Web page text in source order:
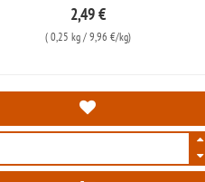
2,49 €
( 0,25 kg/ 9,96 €/kg)
42